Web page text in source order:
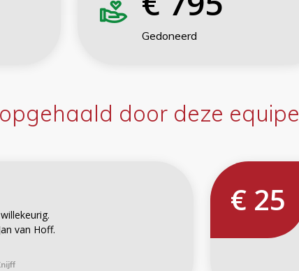
Gedoneerd
opgehaald door deze equipe
van Hoff.
€ 25